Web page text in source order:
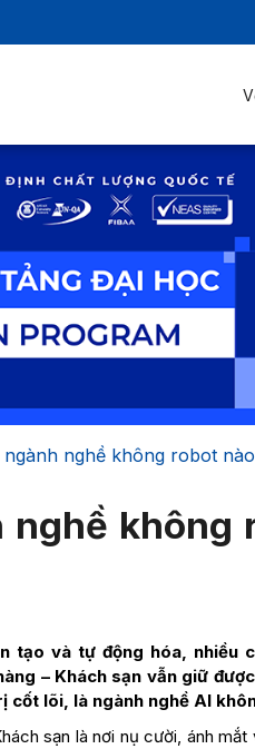
nghề không robot
nghề không
tạo và tự động hóa, nhiều
– Khách sạn vẫn giữ
cốt lõi, là ngành nghề AI
sạn là nơi nụ cười, ánh